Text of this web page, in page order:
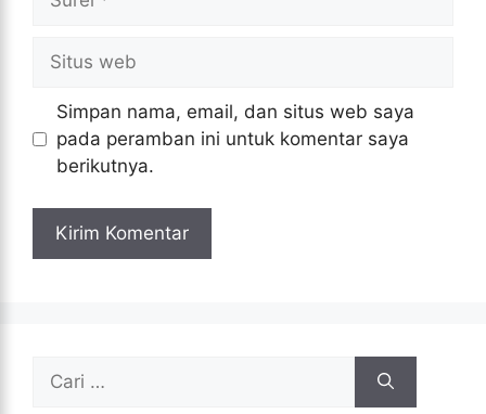
Situs
web
Simpan nama, email, dan situs web saya
pada peramban ini untuk komentar saya
berikutnya.
untuk: